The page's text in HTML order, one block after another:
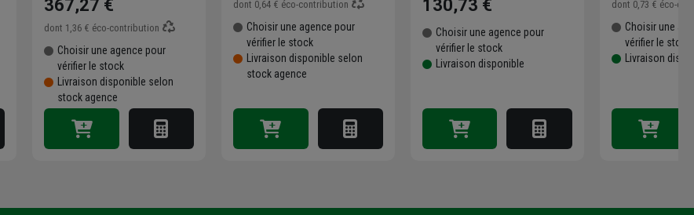
367,27 €
dont 1,36 € éco-contribution
Choisir une agence pour
vérifier le stock
Livraison disponible selon
stock agence
dont 0,64 € éco-contribution
Choisir une agence pour
vérifier le stock
Livraison disponible selon
stock agence
130,73 €
Choisir une agence pour
vérifier le stock
Livraison disponible
dont 0,73 € éco-
Choisir une
vérifier le stock
Livraison